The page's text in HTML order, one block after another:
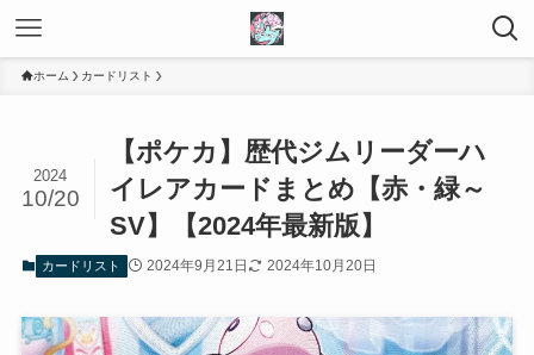
ホーム カードリスト
【ポケカ】歴代ジムリーダーハ
イレアカードまとめ【赤・緑～
SV】【2024年最新版】
2024
10/20
カードリスト 2024年9月21日 2024年10月20日